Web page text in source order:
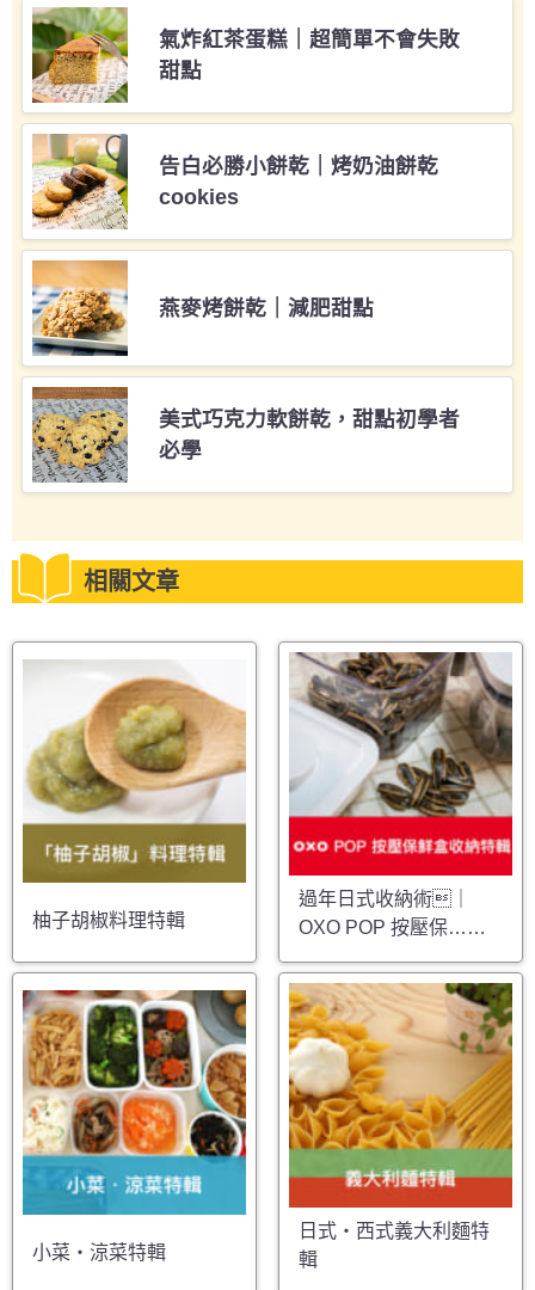
氣炸紅茶蛋糕｜超簡單不會失敗
甜點
告白必勝小餅乾｜烤奶油餅乾
cookies
燕麥烤餅乾｜減肥甜點
美式巧克力軟餅乾，甜點初學者
必學
相關文章
柚子胡椒料理特輯
過年日式收納術｜
OXO POP 按壓保……
小菜・涼菜特輯
日式・西式義大利麵特
輯